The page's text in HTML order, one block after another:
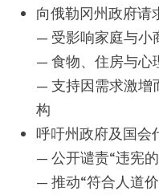
向俄勒冈州政府请
— 受影响家庭与小
— 食物、住房与心
— 支持因需求激增
构
呼吁州政府及国会
— 公开谴责“违宪
— 推动“符合人道